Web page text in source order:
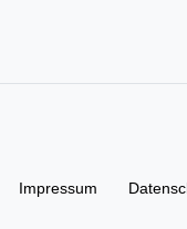
Impressum